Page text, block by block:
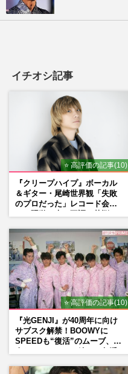
イチオシ記事
⭐ 高評価の記事(10)
『クリープハイプ』ボーカル
＆ギター・尾崎世界観「失敗
のプロだった」レコード会社
⭐ 高評価の記事(10)
『光GENJI』が40周年に向け
サブスク解禁！BOOWYに
SPEEDも“復活”のムーブ、本